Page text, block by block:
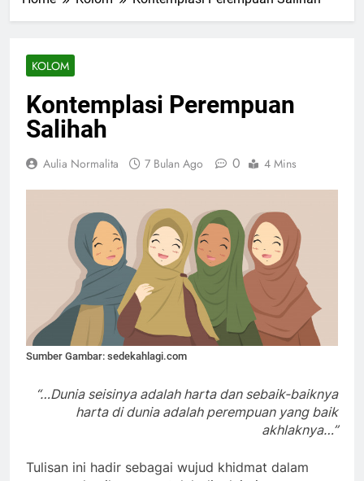
KOLOM
Kontemplasi Perempuan
Salihah
Aulia Normalita 7 Bulan Ago 0 4 Mins
Sumber Gambar: sedekahlagi.com
“…Dunia seisinya adalah harta dan sebaik-baiknya
harta di dunia adalah perempuan yang baik
akhlaknya…”
Tulisan ini hadir sebagai wujud khidmat dalam